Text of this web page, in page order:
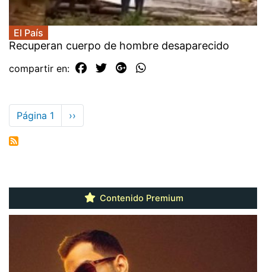
El País
Recuperan cuerpo de hombre desaparecido
compartir en:
Paginación
Página 1
Siguiente
página
››
Contenido Premium